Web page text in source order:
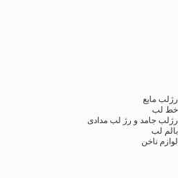
رژلب مایع
خط لب
رژلب جامد و رژ لب مدادی
بالم لب
لوازم ناخن